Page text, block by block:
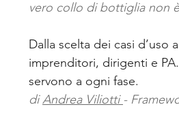
vero collo di bottiglia non
Dalla scelta dei casi d’uso
imprenditori, dirigenti e
servono a ogni fase.
di Andrea Viliotti -